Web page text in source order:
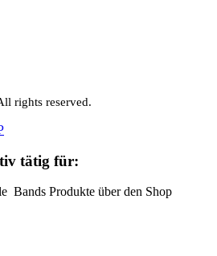
rights reserved.
tätig für:
Bands Produkte über den Shop